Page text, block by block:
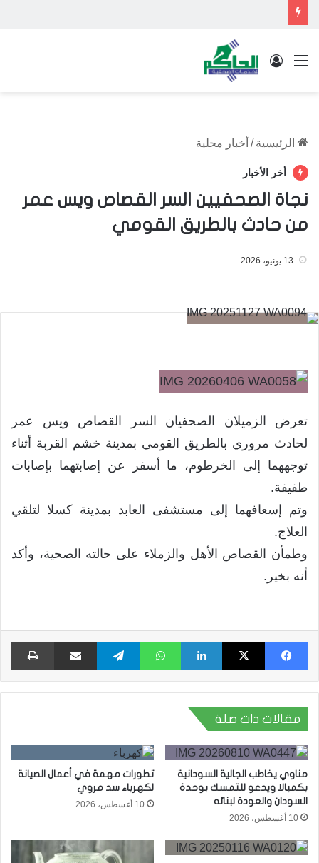
القائمة تسجيل الدخول
الرئيسية / أخبار محلية
أخر الأخبار
نجاة الصحفيين السر القصاص ويس عمر
من حادث بالطريق القومي
13 يونيو، 2026
تعرض الزميلان الصحفيان السر القصاص ويس عمر
لحادث مروري بالطريق القومي بمدينة خشم القربة أثناء
توجههما إلى الخرطوم، ما أسفر عن إصابتهما بإصابات
طفيفة.
وتم إسعافهما إلى مستشفى العابد بمدينة كسلا لتلقي
العلاج.
وطمأن القصاص الأهل والزملاء على حالته الصحية، وأكد
أنه بخير.
فيسبوك X لينكدإن واتساب تيلقرام مشاركة عبر البريد
مقالات ذات صلة
مناوي يخاطب الجالية السودانية
بكمبالا ويدعو للتمسك بوحدة
السودان والعودة لبنائه
10 أغسطس، 2026
تطورات مهمة في أعمال الصيانة
لكهرباء سد مروي
10 أغسطس، 2026